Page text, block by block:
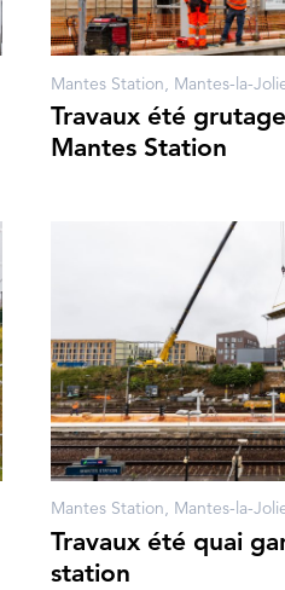
Travaux été
Mantes Station
Travaux été quai
station